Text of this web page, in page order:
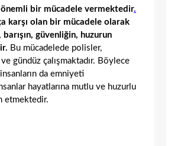
bir mücadele vermektedir.
karşı olan bir mücadele olarak
güvenliğin, huzurun
Bu mücadelede polisler,
gündüz çalışmaktadır. Böylece
da emniyeti
hayatlarına mutlu ve huzurlu
etmektedir.